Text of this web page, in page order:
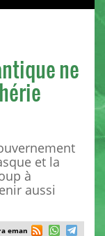
ne
et la
à
aussi
eman